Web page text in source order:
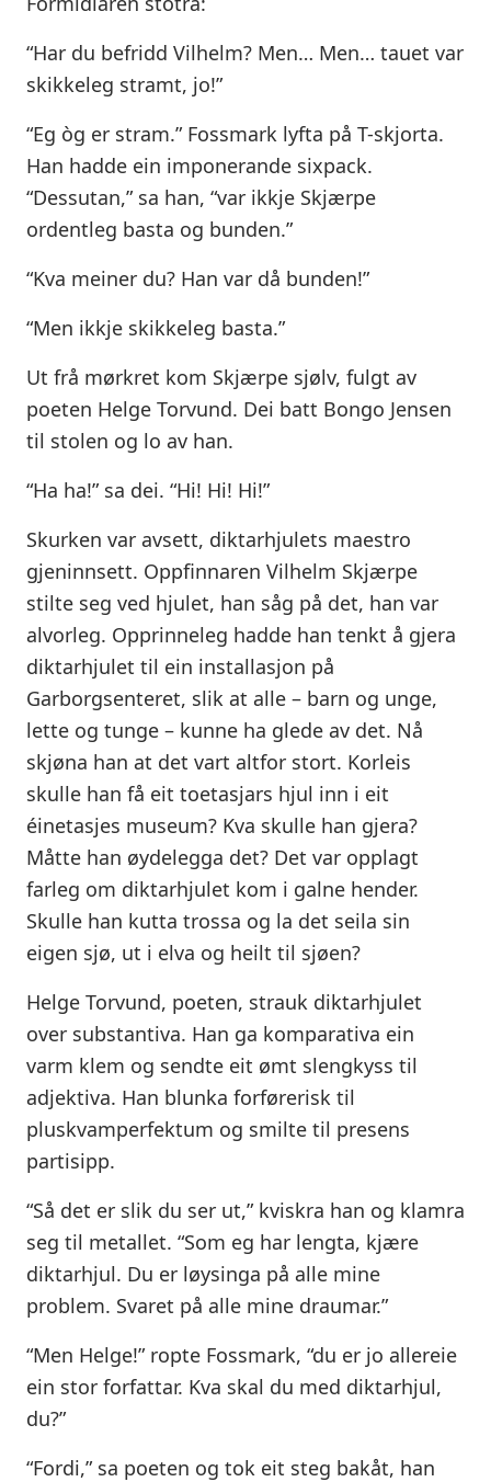
“Har du befridd Vilhelm? Men… Men… tauet var
skikkeleg stramt, jo!”
“Eg òg er stram.” Fossmark lyfta på T-skjorta.
Han hadde ein imponerande sixpack.
“Dessutan,” sa han, “var ikkje Skjærpe
ordentleg basta og bunden.”
“Kva meiner du? Han var då bunden!”
“Men ikkje skikkeleg basta.”
Ut frå mørkret kom Skjærpe sjølv, fulgt av
poeten Helge Torvund. Dei batt Bongo Jensen
til stolen og lo av han.
“Ha ha!” sa dei. “Hi! Hi! Hi!”
Skurken var avsett, diktarhjulets maestro
gjeninnsett. Oppfinnaren Vilhelm Skjærpe
stilte seg ved hjulet, han såg på det, han var
alvorleg. Opprinneleg hadde han tenkt å gjera
diktarhjulet til ein installasjon på
Garborgsenteret, slik at alle – barn og unge,
lette og tunge – kunne ha glede av det. Nå
skjøna han at det vart altfor stort. Korleis
skulle han få eit toetasjars hjul inn i eit
éinetasjes museum? Kva skulle han gjera?
Måtte han øydelegga det? Det var opplagt
farleg om diktarhjulet kom i galne hender.
Skulle han kutta trossa og la det seila sin
eigen sjø, ut i elva og heilt til sjøen?
Helge Torvund, poeten, strauk diktarhjulet
over substantiva. Han ga komparativa ein
varm klem og sendte eit ømt slengkyss til
adjektiva. Han blunka forførerisk til
pluskvamperfektum og smilte til presens
partisipp.
“Så det er slik du ser ut,” kviskra han og klamra
seg til metallet. “Som eg har lengta, kjære
diktarhjul. Du er løysinga på alle mine
problem. Svaret på alle mine draumar.”
“Men Helge!” ropte Fossmark, “du er jo allereie
ein stor forfattar. Kva skal du med diktarhjul,
du?”
“Fordi,” sa poeten og tok eit steg bakåt, han